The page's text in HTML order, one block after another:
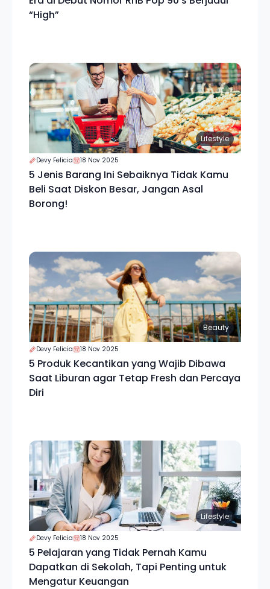
“High”
Lifestyle
Devy Felicia 18 Nov 2025
5 Jenis Barang Ini Sebaiknya Tidak Kamu
Beli Saat Diskon Besar, Jangan Asal
Borong!
Beauty
Devy Felicia 18 Nov 2025
5 Produk Kecantikan yang Wajib Dibawa
Saat Liburan agar Tetap Fresh dan Percaya
Diri
Lifestyle
Devy Felicia 18 Nov 2025
5 Pelajaran yang Tidak Pernah Kamu
Dapatkan di Sekolah, Tapi Penting untuk
Mengatur Keuangan